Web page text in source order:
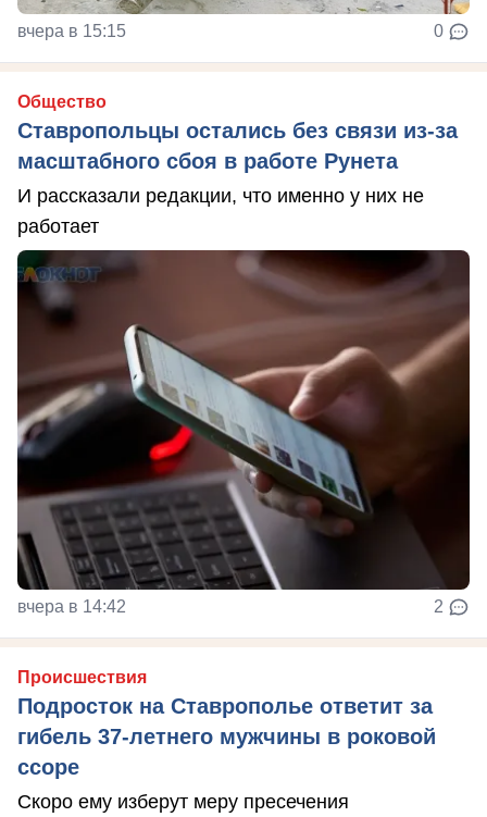
вчера в 15:15 0
Общество
Ставропольцы остались без связи из-за
масштабного сбоя в работе Рунета
И рассказали редакции, что именно у них не
работает
вчера в 14:42 2
Происшествия
Подросток на Ставрополье ответит за
гибель 37-летнего мужчины в роковой
ссоре
Скоро ему изберут меру пресечения